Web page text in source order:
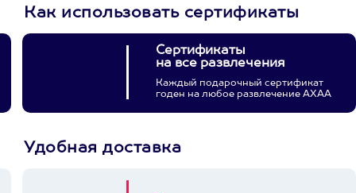
Как использовать сертификаты
Сертификаты
на все развлечения
Каждый подарочный сертификат
годен на любое развлечение АХАА
Удобная доставка